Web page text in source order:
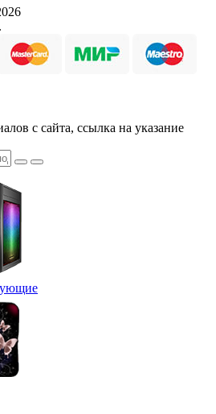
с сайта, ссылка на указание